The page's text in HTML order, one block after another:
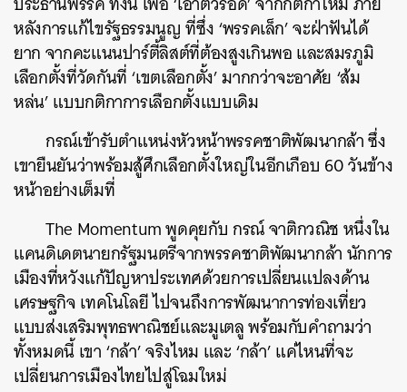
หลังการแก้ไขรัฐธรรมนูญ ที่ซึ่ง ‘พรรคเล็ก’ จะฝ่าฟันได้
ยาก จากคะแนนปาร์ตี้ลิสต์ที่ต้องสูงเกินพอ และสมรภูมิ
เลือกตั้งที่วัดกันที่ ‘เขตเลือกตั้ง’ มากกว่าจะอาศัย ‘ส้ม
หล่น’ แบบกติกาการเลือกตั้งแบบเดิม
กรณ์เข้ารับตำแหน่งหัวหน้าพรรคชาติพัฒนากล้า ซึ่ง
เขายืนยันว่าพร้อมสู้ศึกเลือกตั้งใหญ่ในอีกเกือบ 60 วันข้าง
หน้าอย่างเต็มที่
The Momentum พูดคุยกับ กรณ์ จาติกวณิช หนึ่งใน
แคนดิเดตนายกรัฐมนตรีจากพรรคชาติพัฒนากล้า นักการ
เมืองที่หวังแก้ปัญหาประเทศด้วยการเปลี่ยนแปลงด้าน
เศรษฐกิจ เทคโนโลยี ไปจนถึงการพัฒนาการท่องเที่ยว
แบบส่งเสริมพุทธพาณิชย์และมูเตลู พร้อมกับคำถามว่า
ทั้งหมดนี้ เขา ‘กล้า’ จริงไหม และ ‘กล้า’ แค่ไหนที่จะ
เปลี่ยนการเมืองไทยไปสู่โฉมใหม่